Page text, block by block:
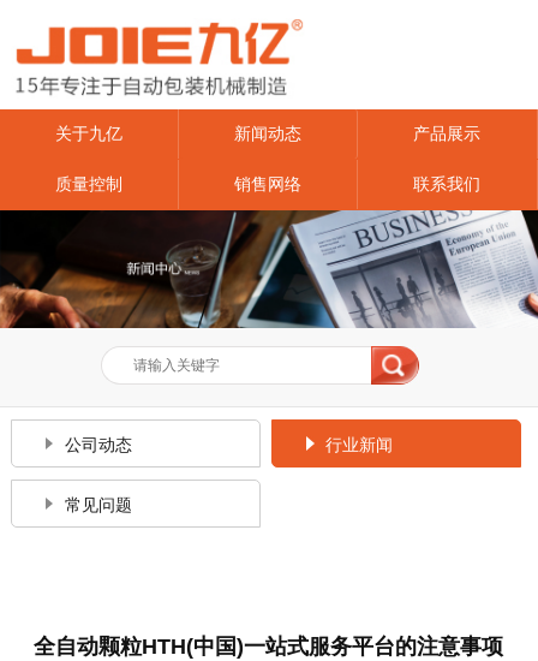
关于九亿 新闻动态 产品展示
质量控制 销售网络 联系我们
公司动态 行业新闻
常见问题
全自动颗粒HTH(中国)一站式服务平台的注意事项